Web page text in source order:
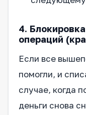
4.
операций
Если все
помогли, и
случае, когда
деньги снова